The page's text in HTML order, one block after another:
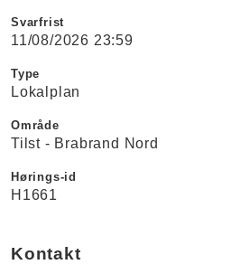
Svarfrist
11/08/2026 23:59
Type
Lokalplan
Område
Tilst - Brabrand Nord
Hørings-id
H1661
Kontakt